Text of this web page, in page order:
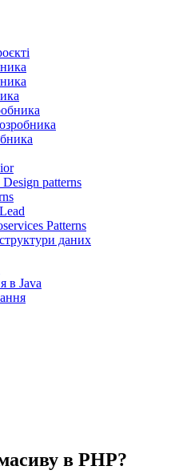
patterns
Patterns
даних
в Java
в PHP?